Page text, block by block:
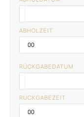
ABHOLZEIT
RÜCKGABEDATUM
RÜCKGABEZEIT